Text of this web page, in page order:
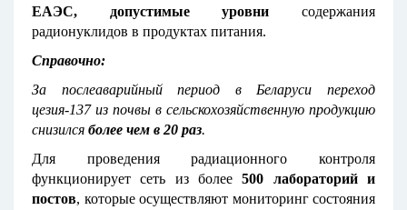
ЕАЭС, допустимые уровни содержания
радионуклидов в продуктах питания.
Справочно:
За послеаварийный период в Беларуси переход
цезия-137 из почвы в сельскохозяйственную продукцию
снизился более чем в 20 раз.
Для проведения радиационного контроля
функционирует сеть из более500
лабораторий и
постов, которые осуществляют мониторинг состояния